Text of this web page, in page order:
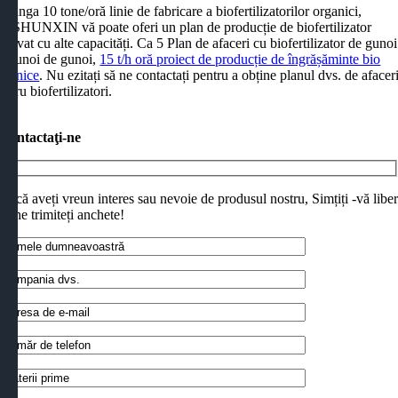
langa 10 tone/oră linie de fabricare a biofertilizatorilor organici,
vă poate oferi un plan de producție de biofertilizator
cu alte capacități. Ca 5 Plan de afaceri cu biofertilizator de gunoi
gunoi de gunoi, 15 t/h oră proiect de producție de îngrășăminte bio
. Nu ezitați să ne contactați pentru a obține planul dvs. de
biofertilizatori.
Contactaţi-ne
Dacă aveți vreun interes sau nevoie de produsul nostru, Simțiți -vă liber
să ne trimiteți anchete!